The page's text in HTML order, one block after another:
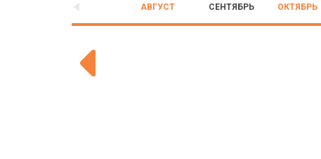
АВГУСТ СЕНТЯБРЬ ОКТЯБРЬ